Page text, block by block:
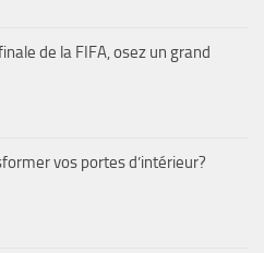
de la FIFA, osez un grand
vos portes d’intérieur?